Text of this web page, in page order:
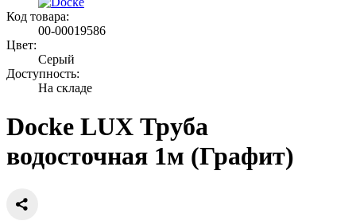
Код товара:
00-00019586
Цвет:
Серый
Доступность:
На складе
Docke LUX Труба
водосточная 1м (Графит)